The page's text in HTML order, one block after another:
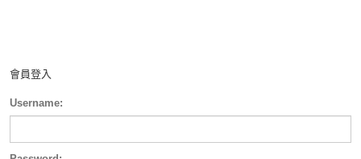
會員登入
Username: